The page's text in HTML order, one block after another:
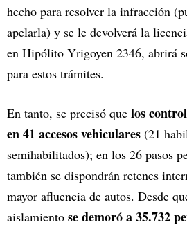
hecho para resolver la infracción
apelarla) y se le devolverá la
en Hipólito Yrigoyen 2346, abrirá
para estos trámites.
En tanto, se precisó que los
en 41 accesos vehiculares (21
semihabilitados); en los 26 pasos
también se dispondrán retenes
mayor afluencia de autos. Desde
aislamiento se demoró a 35.732